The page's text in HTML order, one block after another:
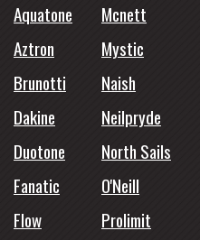
Aquatone
Mcnett
Aztron
Mystic
Brunotti
Naish
Dakine
Neilpryde
Duotone
North Sails
Fanatic
O'Neill
Flow
Prolimit